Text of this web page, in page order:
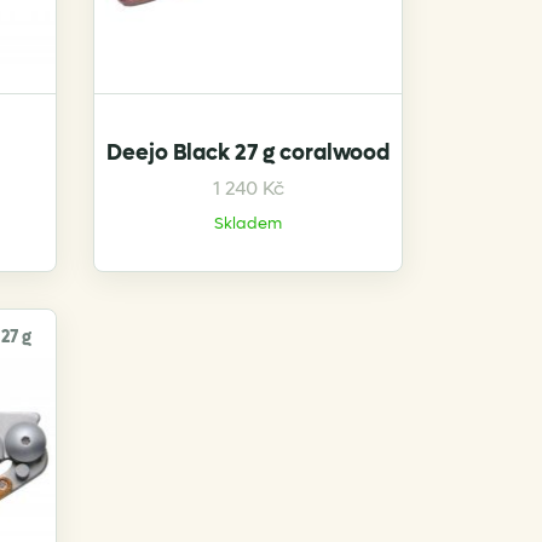
Deejo Black 27 g coralwood
1 240 Kč
Skladem
27 g